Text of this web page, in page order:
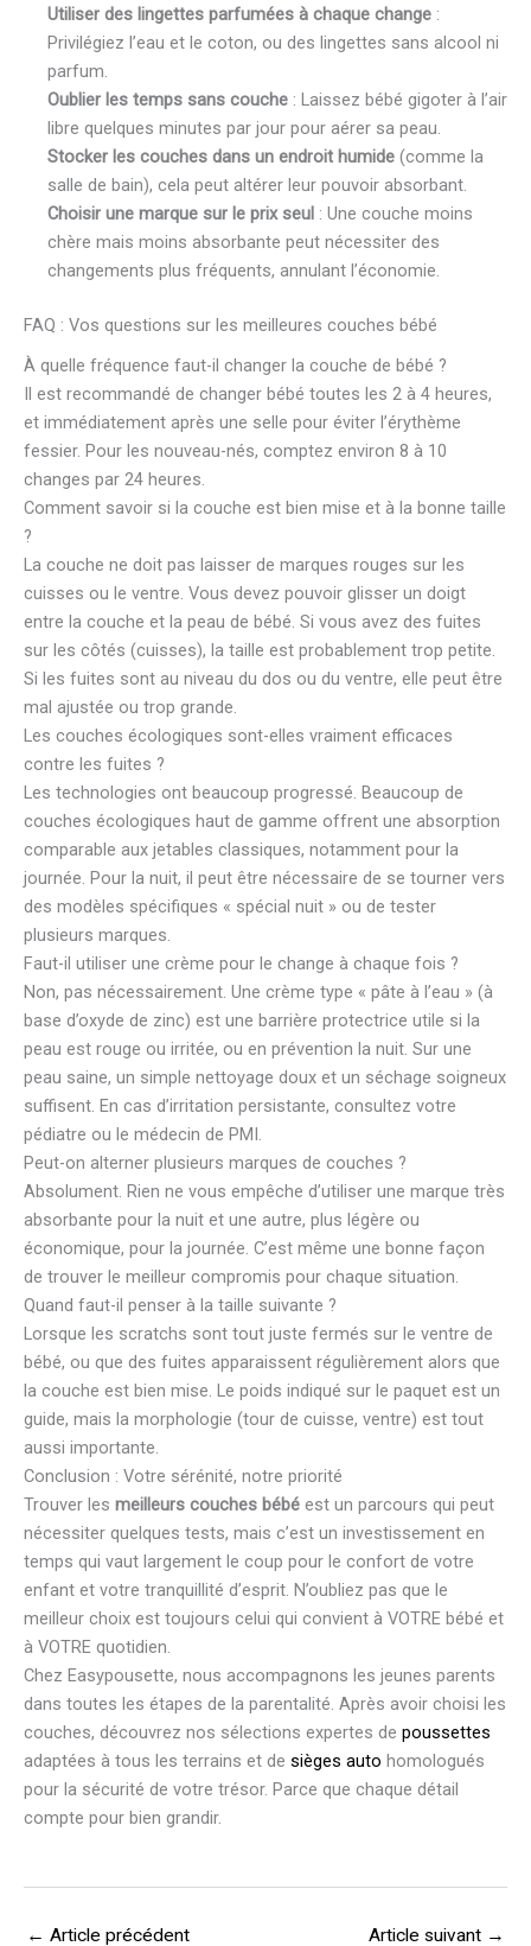
Utiliser des lingettes parfumées à chaque change :
Privilégiez l’eau et le coton, ou des lingettes sans alcool ni
parfum.
Oublier les temps sans couche : Laissez bébé gigoter à l’air
libre quelques minutes par jour pour aérer sa peau.
Stocker les couches dans un endroit humide (comme la
salle de bain), cela peut altérer leur pouvoir absorbant.
Choisir une marque sur le prix seul : Une couche moins
chère mais moins absorbante peut nécessiter des
changements plus fréquents, annulant l’économie.
FAQ : Vos questions sur les meilleures couches bébé
À quelle fréquence faut-il changer la couche de bébé ?
Il est recommandé de changer bébé toutes les 2 à 4 heures,
et immédiatement après une selle pour éviter l’érythème
fessier. Pour les nouveau-nés, comptez environ 8 à 10
changes par 24 heures.
Comment savoir si la couche est bien mise et à la bonne taille
?
La couche ne doit pas laisser de marques rouges sur les
cuisses ou le ventre. Vous devez pouvoir glisser un doigt
entre la couche et la peau de bébé. Si vous avez des fuites
sur les côtés (cuisses), la taille est probablement trop petite.
Si les fuites sont au niveau du dos ou du ventre, elle peut être
mal ajustée ou trop grande.
Les couches écologiques sont-elles vraiment efficaces
contre les fuites ?
Les technologies ont beaucoup progressé. Beaucoup de
couches écologiques haut de gamme offrent une absorption
comparable aux jetables classiques, notamment pour la
journée. Pour la nuit, il peut être nécessaire de se tourner vers
des modèles spécifiques « spécial nuit » ou de tester
plusieurs marques.
Faut-il utiliser une crème pour le change à chaque fois ?
Non, pas nécessairement. Une crème type « pâte à l’eau » (à
base d’oxyde de zinc) est une barrière protectrice utile si la
peau est rouge ou irritée, ou en prévention la nuit. Sur une
peau saine, un simple nettoyage doux et un séchage soigneux
suffisent. En cas d’irritation persistante, consultez votre
pédiatre ou le médecin de PMI.
Peut-on alterner plusieurs marques de couches ?
Absolument. Rien ne vous empêche d’utiliser une marque très
absorbante pour la nuit et une autre, plus légère ou
économique, pour la journée. C’est même une bonne façon
de trouver le meilleur compromis pour chaque situation.
Quand faut-il penser à la taille suivante ?
Lorsque les scratchs sont tout juste fermés sur le ventre de
bébé, ou que des fuites apparaissent régulièrement alors que
la couche est bien mise. Le poids indiqué sur le paquet est un
guide, mais la morphologie (tour de cuisse, ventre) est tout
aussi importante.
Conclusion : Votre sérénité, notre priorité
Trouver les meilleurs couches bébé est un parcours qui peut
nécessiter quelques tests, mais c’est un investissement en
temps qui vaut largement le coup pour le confort de votre
enfant et votre tranquillité d’esprit. N’oubliez pas que le
meilleur choix est toujours celui qui convient à VOTRE bébé et
à VOTRE quotidien.
Chez Easypousette, nous accompagnons les jeunes parents
dans toutes les étapes de la parentalité. Après avoir choisi les
couches, découvrez nos sélections expertes de poussettes
adaptées à tous les terrains et de sièges auto homologués
pour la sécurité de votre trésor. Parce que chaque détail
compte pour bien grandir.
← Article précédent Article suivant →